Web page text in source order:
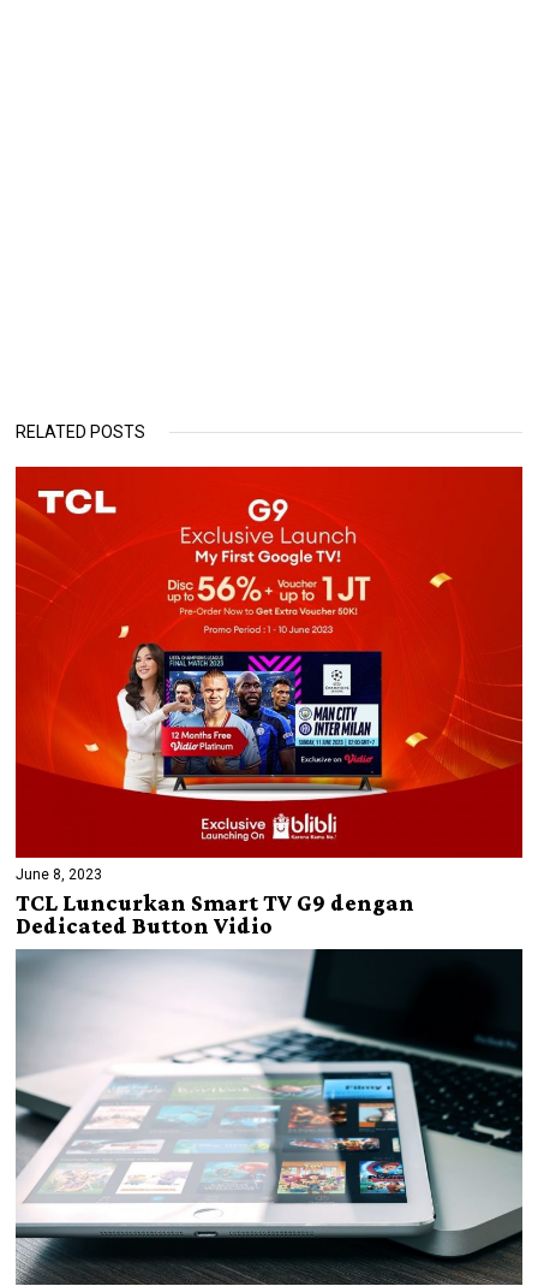
RELATED POSTS
June 8, 2023
TCL Luncurkan Smart TV G9 dengan
Dedicated Button Vidio